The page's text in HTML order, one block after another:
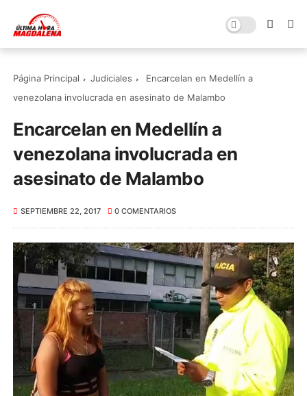
Página Principal Judiciales
Encarcelan en Medellín a
venezolana involucrada en asesinato de Malambo
Encarcelan en Medellín a
venezolana involucrada en
asesinato de Malambo
SEPTIEMBRE 22, 2017 0 COMENTARIOS